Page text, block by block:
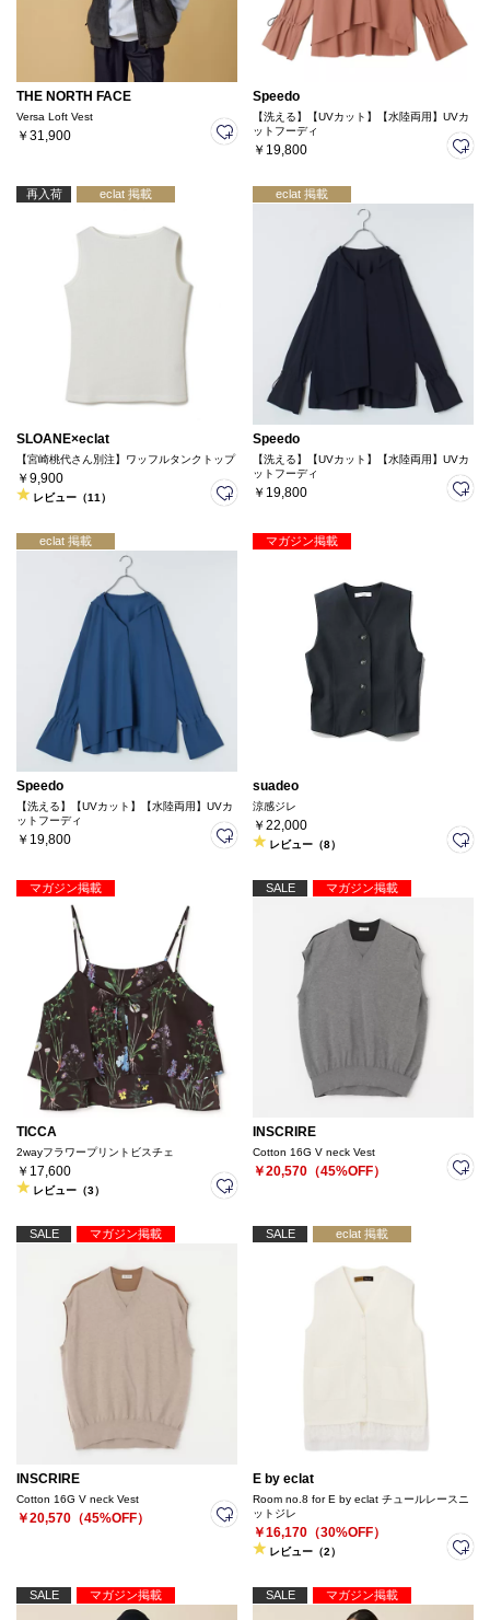
THE NORTH FACE
Versa Loft Vest
￥31,900
Speedo
【洗える】【UVカット】【水陸両用】UVカ
ットフーディ
￥19,800
再入荷 eclat 掲載
SLOANE×eclat
【宮崎桃代さん別注】ワッフルタンクトップ
￥9,900
レビュー（11）
eclat 掲載
Speedo
【洗える】【UVカット】【水陸両用】UVカ
ットフーディ
￥19,800
eclat 掲載
Speedo
【洗える】【UVカット】【水陸両用】UVカ
ットフーディ
￥19,800
マガジン掲載
suadeo
涼感ジレ
￥22,000
レビュー（8）
マガジン掲載
TICCA
2wayフラワープリントビスチェ
￥17,600
レビュー（3）
SALE マガジン掲載
INSCRIRE
Cotton 16G V neck Vest
￥20,570（45%OFF）
SALE マガジン掲載
INSCRIRE
Cotton 16G V neck Vest
￥20,570（45%OFF）
SALE eclat 掲載
E by eclat
Room no.8 for E by eclat チュールレースニ
ットジレ
￥16,170（30%OFF）
レビュー（2）
SALE マガジン掲載 SALE マガジン掲載